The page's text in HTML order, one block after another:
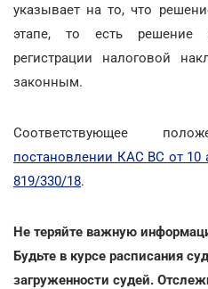
указывает на то, что
этапе, то есть
регистрации налоговой
законным.
Соответствующее
постановлении КАС ВС от 10
819/330/18.
Не теряйте важную
Будьте в курсе расписания
загруженности судей.